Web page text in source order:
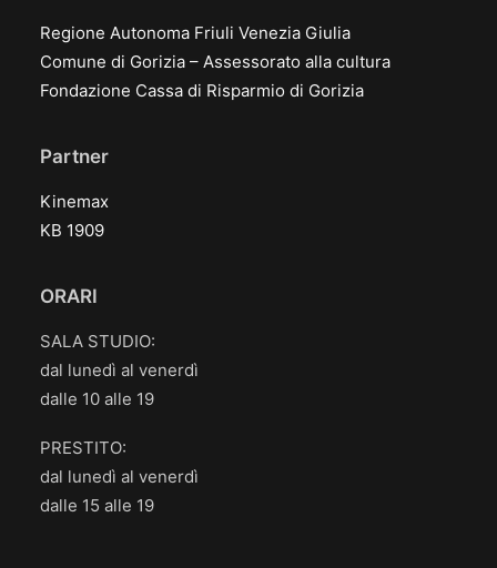
Regione Autonoma Friuli Venezia Giulia
Comune di Gorizia – Assessorato alla cultura
Fondazione Cassa di Risparmio di Gorizia
Partner
Kinemax
KB 1909
ORARI
SALA STUDIO:
dal lunedì al venerdì
dalle 10 alle 19
PRESTITO:
dal lunedì al venerdì
dalle 15 alle 19